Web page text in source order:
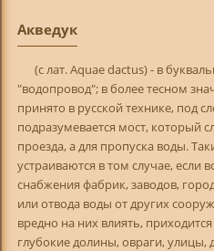
Акведук
(с лат. Aquae dactus) - в
"водопровод"; в более тесном
принято в русской технике, под
подразумевается мост, который
проезда, а для пропуска воды.
устраиваются в том случае, если
снабжения фабрик, заводов,
или отвода воды от других
вредно на них влиять,
глубокие долины, овраги, улицы,